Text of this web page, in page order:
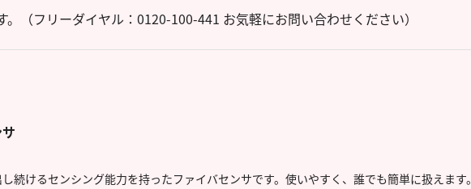
（フリーダイヤル：0120-100-441 お気軽にお問い合わせください）
続けるセンシング能力を持ったファイバセンサです。使いやすく、誰でも簡単に扱えます。